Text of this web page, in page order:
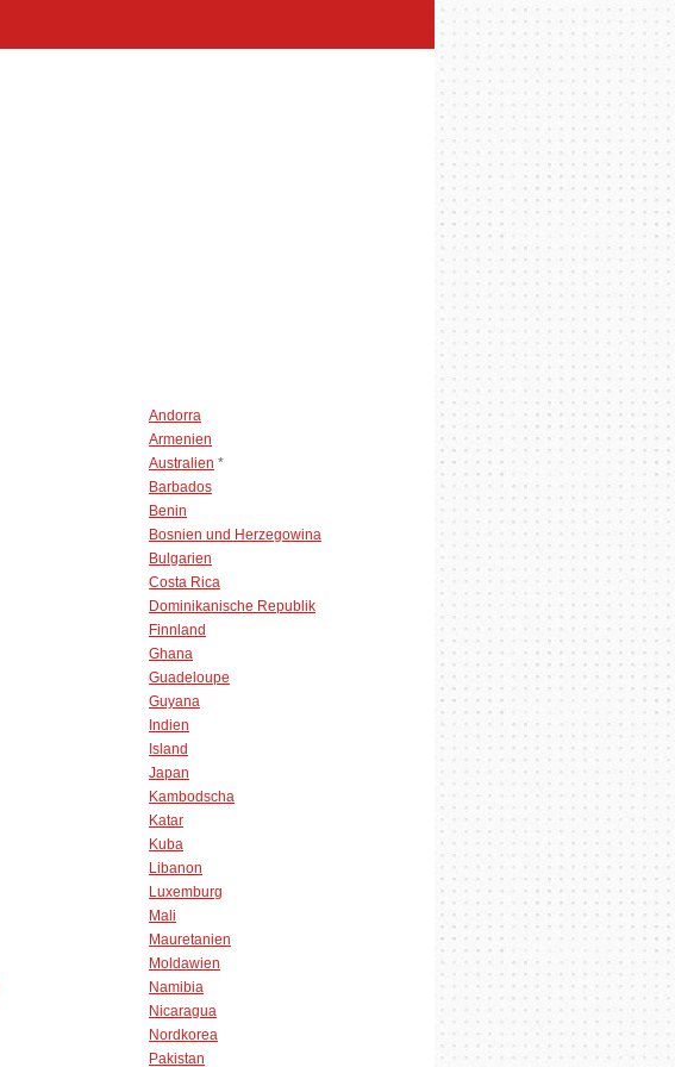
Andorra
Armenien
Australien *
Barbados
Benin
Bosnien und Herzegowina
Bulgarien
Costa Rica
Dominikanische Republik
Finnland
Ghana
Guadeloupe
Guyana
Indien
Island
Japan
Kambodscha
Katar
Kuba
Libanon
Luxemburg
Mali
Mauretanien
Moldawien
Namibia
Nicaragua
Nordkorea
Pakistan